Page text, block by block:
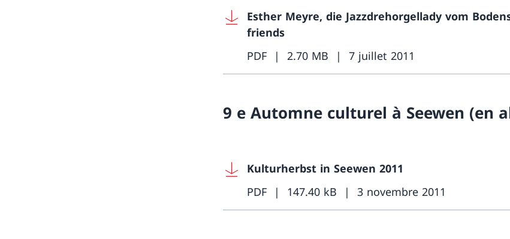
Esther Meyre, die Jazzdrehorgellady vom
friends
PDF
2.70 MB 7 juillet 2011
9 e Automne culturel à Seewen (en
Kulturherbst in Seewen 2011
PDF
147.40 kB 3 novembre 2011